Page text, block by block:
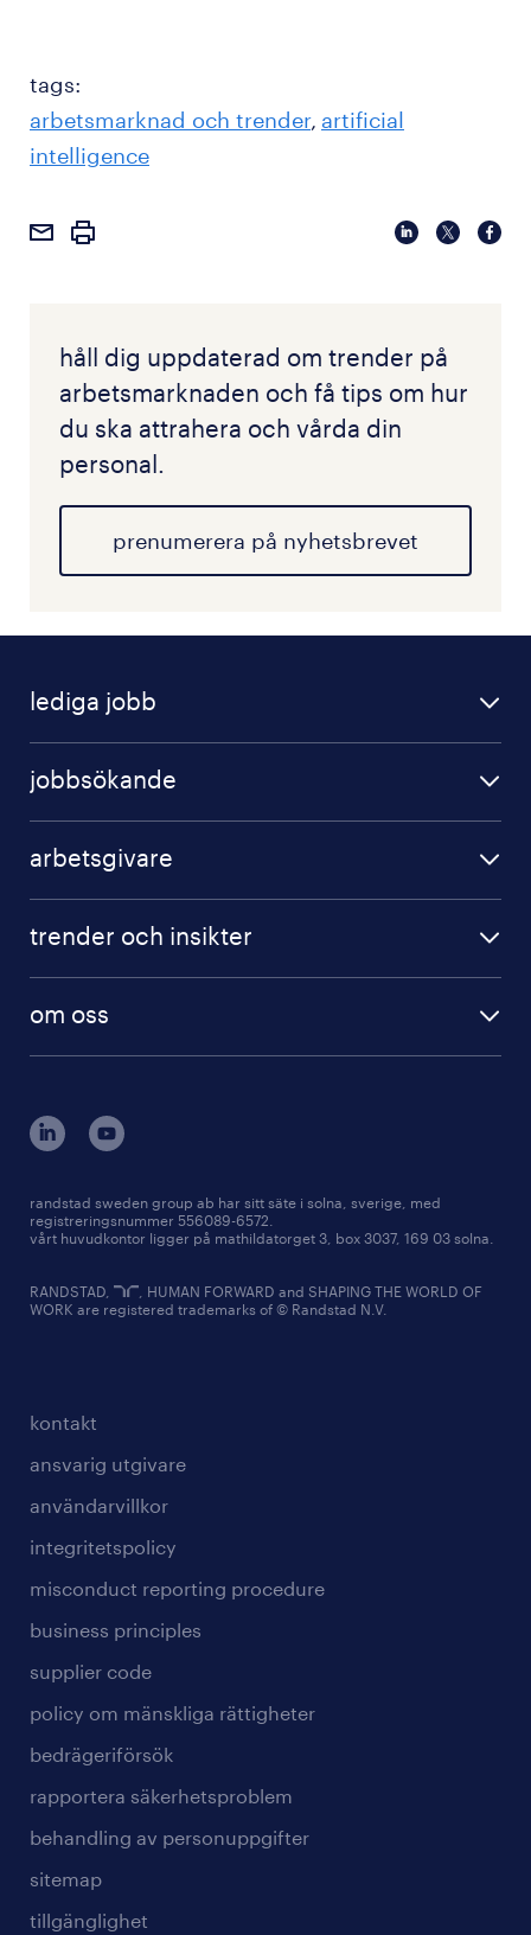
tags:
arbetsmarknad och trender artificial
intelligence
håll dig uppdaterad om trender på
arbetsmarknaden och få tips om hur
du ska attrahera och vårda din
personal.
prenumerera på nyhetsbrevet
lediga jobb
jobbsökande
arbetsgivare
trender och insikter
om oss
kontakt
ansvarig utgivare
användarvillkor
integritetspolicy
misconduct reporting procedure
business principles
supplier code
policy om mänskliga rättigheter
bedrägeriförsök
rapportera säkerhetsproblem
behandling av personuppgifter
sitemap
tillgänglighet
randstad sweden group ab har sitt säte i solna, sverige, med
registreringsnummer 556089-6572.
vårt huvudkontor ligger på mathildatorget 3, box 3037, 169 03 solna.
RANDSTAD,
, HUMAN FORWARD and SHAPING THE WORLD OF
WORK are registered trademarks of © Randstad N.V.